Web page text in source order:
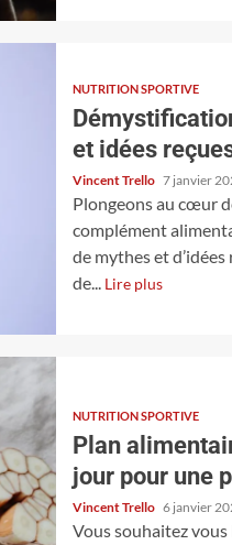
NUTRITION SPORTIVE
et idées
Vincent Trello 7 janvier
Plongeons au cœur
complément
de mythes et
de... Lire plus
NUTRITION SPORTIVE
Plan
jour pour une
Vincent Trello 6 janvier
Vous souhaitez vous